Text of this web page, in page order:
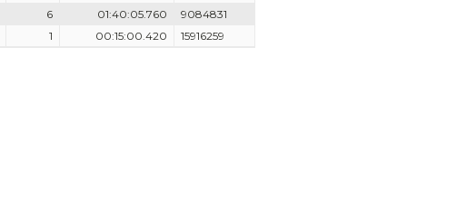
6 01:40:05.760
9084831
1 00:15:00.420 15916259